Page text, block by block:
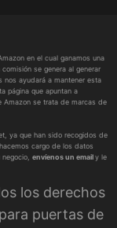
en el cual ganamos una
se genera al generar
nos ayudará a mantener esta
página que apuntan a
Amazon se trata de marcas de
ya que han sido recogidos de
cargo de los datos
envíenos un emaily le
los derechos
puertas de